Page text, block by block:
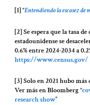
[1] “Entendiendo la escasez de
[2] Se espera que la tasa
estadounidense se
0.6% entre 2024-2034 a
https://www.census.gov/
[3] Solo en 2021 hubo
Ver más en Bloomberg “
research show”